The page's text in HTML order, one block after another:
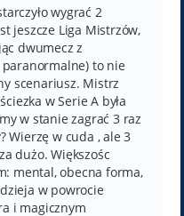
wygrać 2
jeszcze Liga Mistrzów,
dwumecz z
paranormalne) to nie
scenariusz. Mistrz
w Serie A była
w stanie zagrać 3 raz
Wierzę w cuda , ale 3
dużo. Większośc
mental, obecna forma,
w powrocie
i magicznym